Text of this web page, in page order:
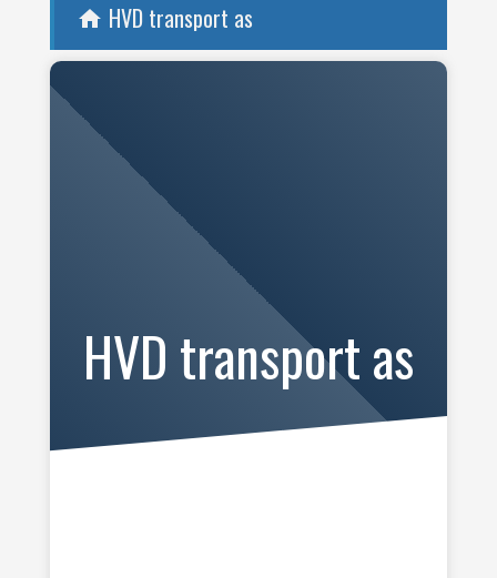
home HVD transport as
HVD transport as